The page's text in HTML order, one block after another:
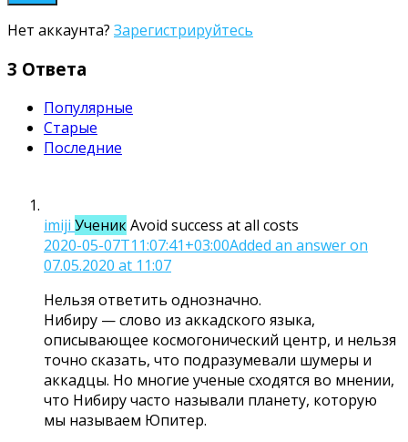
Нет аккаунта? Зарегистрируйтесь
3 Ответа
Популярные
Старые
Последние
imiji УченикAvoid success at all costs
2020-05-07T11:07:41+03:00Added an answer on
07.05.2020 at 11:07
Нельзя ответить однозначно.
Нибиру — слово из аккадского языка,
описывающее космогонический центр, и нельзя
точно сказать, что подразумевали шумеры и
аккадцы. Но многие ученые сходятся во мнении,
что Нибиру часто называли планету, которую
мы называем Юпитер.